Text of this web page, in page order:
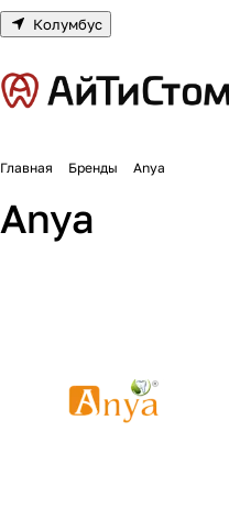
Колумбус
Главная Бренды Anya
Anya